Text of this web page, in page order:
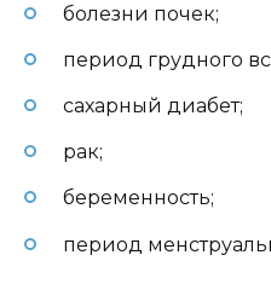
болезни почек;
период грудного
сахарный диабет;
рак;
беременность;
период